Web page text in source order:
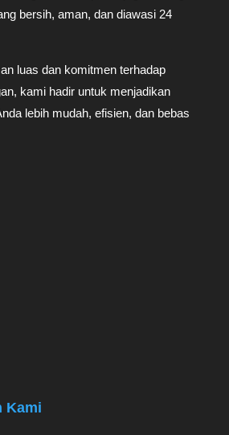
bersih, aman, dan diawasi 24
luas dan komitmen terhadap
kami hadir untuk menjadikan
lebih mudah, efisien, dan bebas
Kami